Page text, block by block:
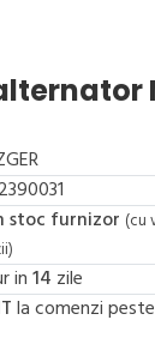
2390031
stoc furnizor (cu
in14 zile
la comenzi peste